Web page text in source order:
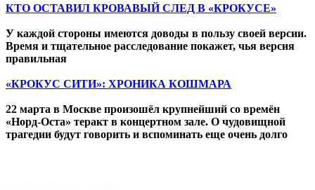
КТО ОСТАВИЛ КРОВАВЫЙ СЛЕД В «КРОКУСЕ»
У каждой стороны имеются доводы в пользу своей версии.
Время и тщательное расследование покажет, чья версия
правильная
«КРОКУС СИТИ»: ХРОНИКА КОШМАРА
22 марта в Москве произошёл крупнейший со времён
«Норд-Оста» теракт в концертном зале. О чудовищной
трагедии будут говорить и вспоминать еще очень долго